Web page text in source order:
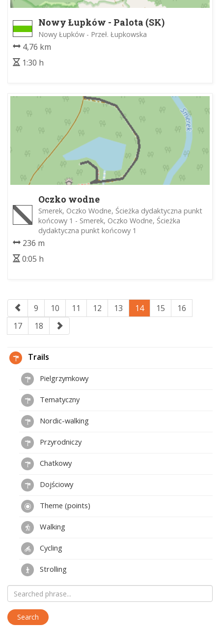
Nowy Łupków - Palota (SK)
Nowy Łupków - Przeł. Łupkowska
4,76 km
1:30 h
Oczko wodne
Smerek, Oczko Wodne, Ścieżka dydaktyczna punkt
końcowy 1 - Smerek, Oczko Wodne, Ścieżka
dydaktyczna punkt końcowy 1
236 m
0:05 h
9 10 11 12 13 14 15
16
17
18
Trails
Pielgrzymkowy
Tematyczny
Nordic-walking
Przyrodniczy
Chatkowy
Dojściowy
Theme (points)
Walking
Cycling
Strolling